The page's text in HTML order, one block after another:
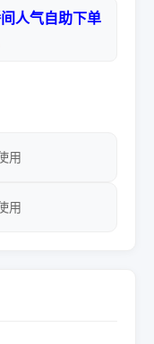
人气自助下单
用
用